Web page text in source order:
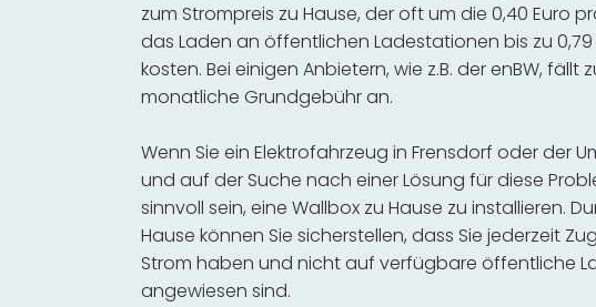
zum Strompreis zu Hause, der oft um die 0,40 Euro
das Laden an öffentlichen Ladestationen bis zu 0,79
kosten. Bei einigen Anbietern, wie z.B. der enBW, fällt
monatliche Grundgebühr an.
Wenn Sie ein Elektrofahrzeug in Frensdorf oder der
und auf der Suche nach einer Lösung für diese
sinnvoll sein, eine Wallbox zu Hause zu installieren.
Hause können Sie sicherstellen, dass Sie jederzeit
Strom haben und nicht auf verfügbare öffentliche
angewiesen sind.